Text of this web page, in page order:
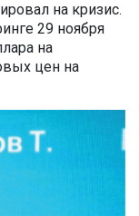
на кризис.
29 ноября
на
цен на